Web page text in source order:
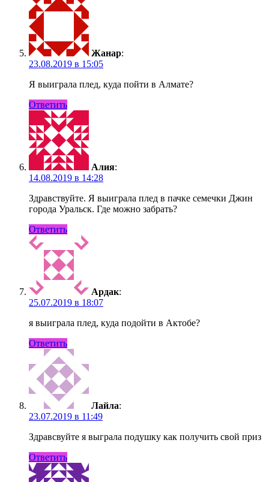
Жанар:
23.08.2019 в 15:05
Я выиграла плед, куда пойти в Алмате?
Ответить
Алия:
14.08.2019 в 14:28
Здравствуйте. Я выиграла плед в пачке семечки Джин
города Уральск. Где можно забрать?
Ответить
Ардак:
25.07.2019 в 18:07
я выиграла плед, куда подойти в Актобе?
Ответить
Лайла:
23.07.2019 в 11:49
Здравсвуйте я выграла подушку как получить свой приз
Ответить